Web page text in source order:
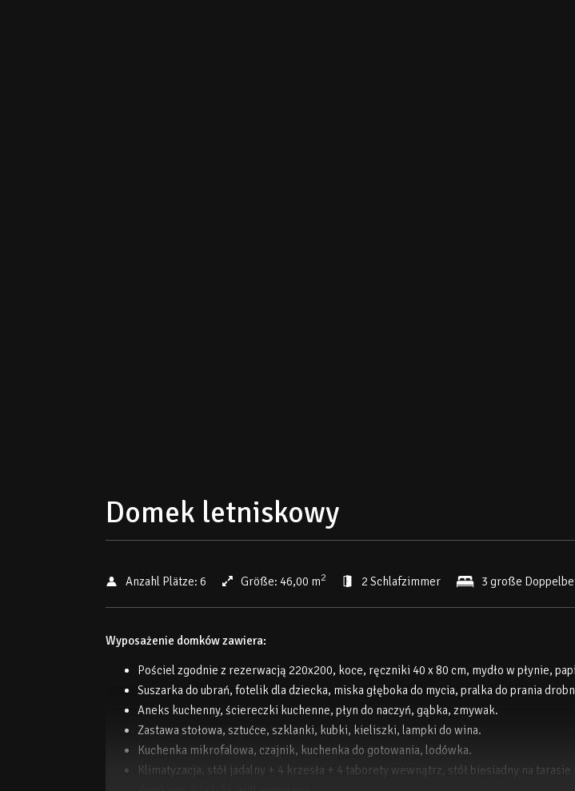
Domek letniskowy
Anzahl Plätze: 6 Größe: 46,00 m2 2 Schlafzimmer 3 große
Wyposażenie domków zawiera:
Pościel zgodnie z rezerwacją 220x200, koce, ręczniki 40 x 80 cm, mydło w płynie,
Suszarka do ubrań, fotelik dla dziecka, miska głęboka do mycia, pralka do prania
Aneks kuchenny, ściereczki kuchenne, płyn do naczyń, gąbka, zmywak.
Zastawa stołowa, sztućce, szklanki, kubki, kieliszki, lampki do wina.
Kuchenka mikrofalowa, czajnik, kuchenka do gotowania, lodówka.
Klimatyzacja, stół jadalny + 4 krzesła + 4 taborety wewnątrz, stół biesiadny na